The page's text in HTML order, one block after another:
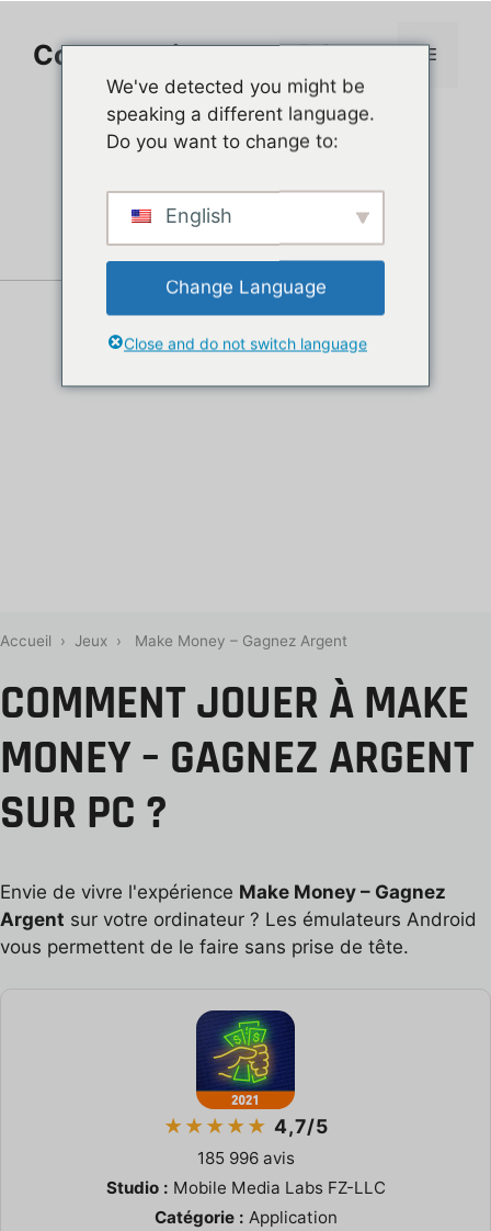
contenuComment jouer sur PC Menu
Accueil › Jeux › Make Money – Gagnez Argent
COMMENT JOUER À MAKE
MONEY – GAGNEZ ARGENT
SUR PC ?
Envie de vivre l'expérience Make Money – Gagnez
Argent sur votre ordinateur ? Les émulateurs Android
vous permettent de le faire sans prise de tête.
★★★★★ 4,7/5
185 996 avis
Studio : Mobile Media Labs FZ-LLC
Catégorie : Application
We've detected you might be
speaking a different language.
Do you want to change to:
English
Change Language
Close and do not switch language